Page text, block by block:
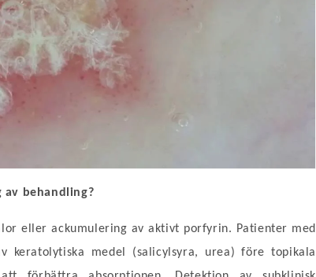
av behandling?
eller ackumulering av aktivt porfyrin. Patienter med
keratolytiska medel (salicylsyra, urea) före topikala